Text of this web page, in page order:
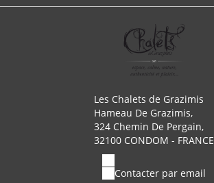
Les Chalets de Grazimis
Hameau De Grazimis,
324 Chemin De Pergain,
32100 CONDOM - FRANCE
Contacter par email